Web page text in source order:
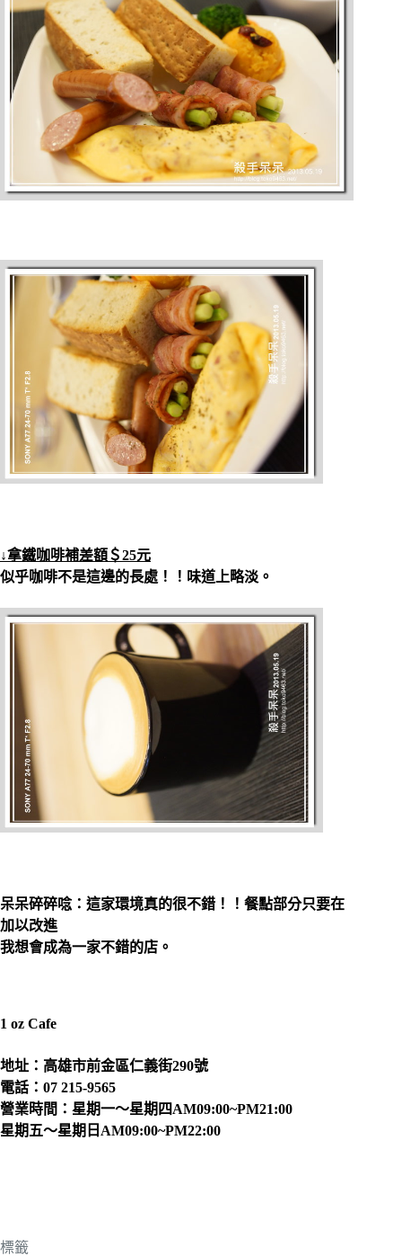
↓拿鐵咖啡補差額＄25元
似乎咖啡不是這邊的長處！！味道上略淡。
呆呆碎碎唸：這家環境真的很不錯！！餐點部分只要在
加以改進
我想會成為一家不錯的店。
1 oz Cafe
地址：高雄市前金區仁義街290號
電話：07 215-9565
營業時間：星期一～星期四AM09:00~PM21:00
星期五～星期日AM09:00~PM22:00
標籤